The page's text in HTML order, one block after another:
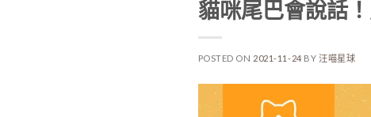
貓咪尾巴會說話
POSTED ON 2021-11-24 BY 汪喵星球